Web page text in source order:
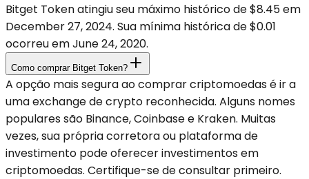
Bitget Token atingiu seu máximo histórico de $8.45 em
December 27, 2024. Sua mínima histórica de $0.01
ocorreu em June 24, 2020.
Como comprar Bitget Token?
A opção mais segura ao comprar criptomoedas é ir a
uma exchange de crypto reconhecida. Alguns nomes
populares são Binance, Coinbase e Kraken. Muitas
vezes, sua própria corretora ou plataforma de
investimento pode oferecer investimentos em
criptomoedas. Certifique-se de consultar primeiro.